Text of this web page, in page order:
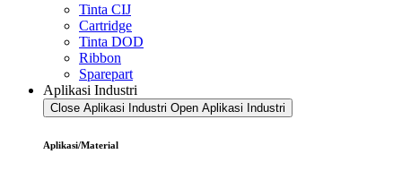
Tinta CIJ
Cartridge
Tinta DOD
Ribbon
Sparepart
Aplikasi Industri
Close Aplikasi Industri Open Aplikasi Industri
Aplikasi/Material